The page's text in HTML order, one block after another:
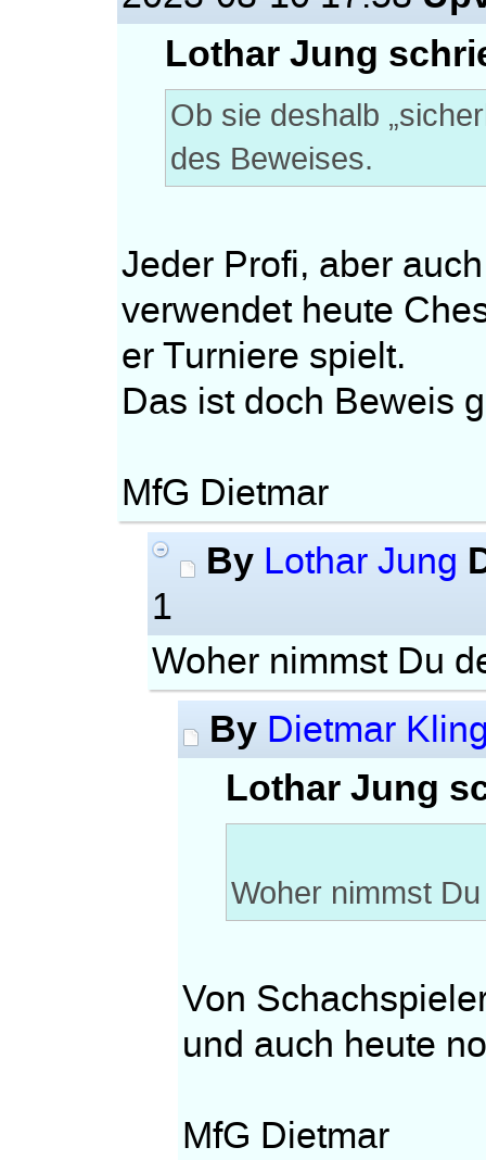
Lothar Jung
Ob sie deshalb
des Beweises.
Jeder Profi, aber
verwendet heute
er Turniere spielt.
Das ist doch Beweis
MfG Dietmar
By Lothar Jung
1
Woher nimmst Du
By Dietmar
Lothar Jung
Woher nimmst
Von
und auch heute
MfG Dietmar